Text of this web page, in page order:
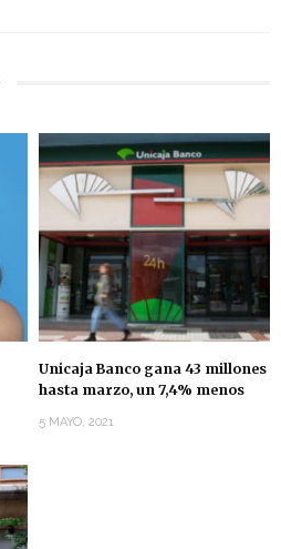
Unicaja Banco gana 43 millones
hasta marzo, un 7,4% menos
5 MAYO, 2021